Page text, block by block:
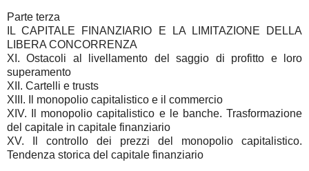
Parte terza
IL CAPITALE FINANZIARIO E LA LIMITAZIONE DELLA
LIBERA CONCORRENZA
XI. Ostacoli al livellamento del saggio di profitto e loro
superamento
XII. Cartelli e trusts
XIII. Il monopolio capitalistico e il commercio
XIV. Il monopolio capitalistico e le banche. Trasformazione
del capitale in capitale finanziario
XV. Il controllo dei prezzi del monopolio capitalistico.
Tendenza storica del capitale finanziario